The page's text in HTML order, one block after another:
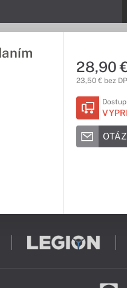
28,90
23,50 € bez